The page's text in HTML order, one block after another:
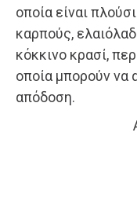
οποία είναι
καρπούς,
κόκκινο κρασί,
οποία μπορούν να
απόδοση.